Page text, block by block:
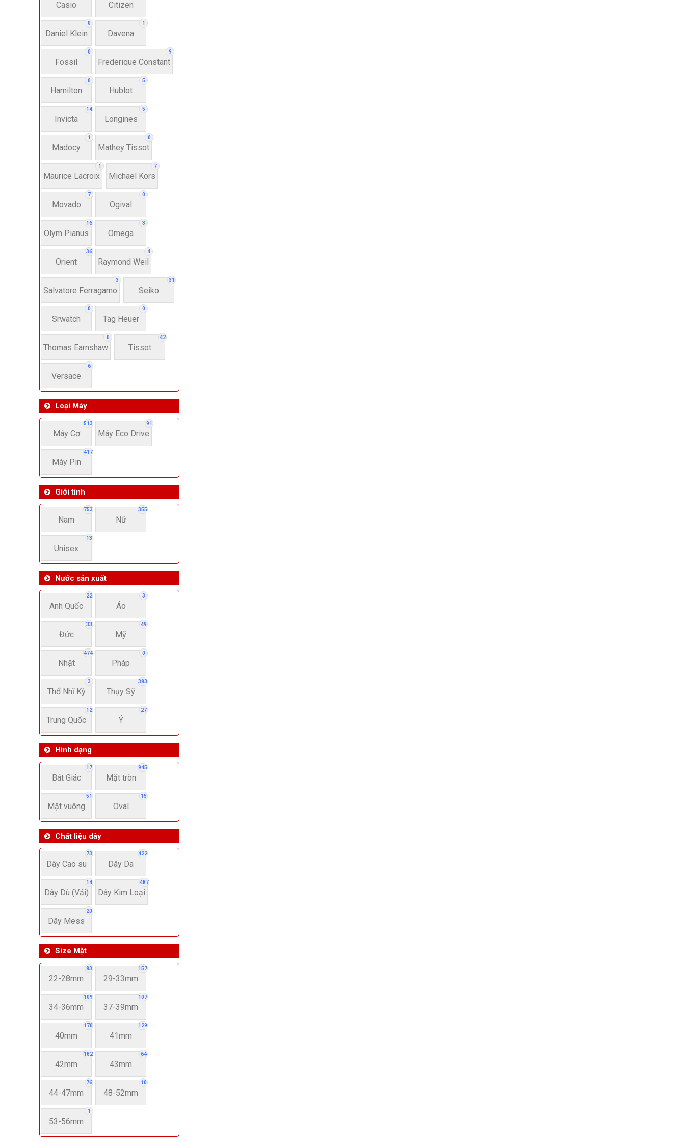
Casio Citizen
0
Daniel Klein
1
Davena
0
Fossil
9
Frederique Constant
0
Hamilton
5
Hublot
14
Invicta
5
Longines
1
Madocy
0
Mathey Tissot
1
Maurice Lacroix
7
Michael Kors
7
Movado
0
Ogival
16
Olym Pianus
3
Omega
36
Orient
4
Raymond Weil
3
Salvatore Ferragamo
31
Seiko
0
Srwatch
0
Tag Heuer
0
Thomas Earnshaw
42
Tissot
6
Versace
Loại Máy
513
Máy Cơ
91
Máy Eco Drive
417
Máy Pin
Giới tính
753
Nam
355
Nữ
13
Unisex
Nước sản xuất
22
Anh Quốc
3
Áo
33
Đức
49
Mỹ
474
Nhật
0
Pháp
3
Thổ Nhĩ Kỳ
383
Thụy Sỹ
12
Trung Quốc
27
Ý
Hình dạng
17
Bát Giác
945
Mặt tròn
51
Mặt vuông
15
Oval
Chất liệu dây
73
Dây Cao su
422
Dây Da
14
Dây Dù (Vải)
487
Dây Kim Loại
20
Dây Mess
Size Mặt
83
22-28mm
157
29-33mm
109
34-36mm
107
37-39mm
170
40mm
129
41mm
182
42mm
64
43mm
76
44-47mm
10
48-52mm
1
53-56mm